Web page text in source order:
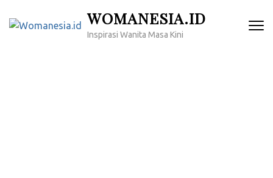
WOMANESIA.ID
Inspirasi Wanita Masa Kini